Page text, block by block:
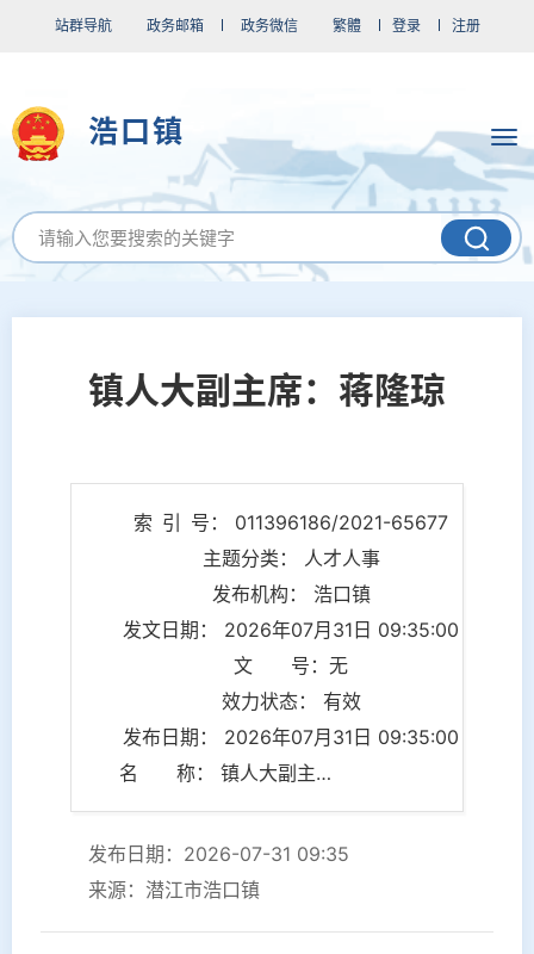
站群导航 政务邮箱 政务微信 繁體 登录 注册
浩口镇
镇人大副主席：蒋隆琼
索 引 号： 011396186/2021-65677
主题分类： 人才人事
发布机构： 浩口镇
发文日期： 2026年07月31日 09:35:00
文 号：无
效力状态： 有效
发布日期： 2026年07月31日 09:35:00
名 称： 镇人大副主席：蒋隆琼
发布日期：2026-07-31 09:35
来源：潜江市浩口镇